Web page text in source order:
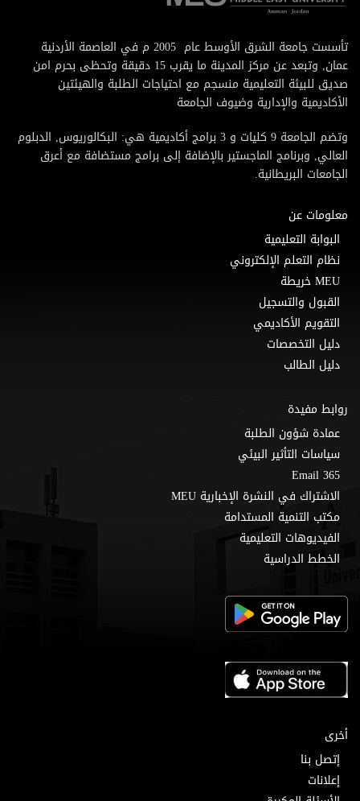
تأسست جامعة الشرق الأوسط عام 2005 م في العاصمة الأردنية
عمان, وتبعد عن مركز المدينة ما يقرب 15 دقيقة وتحظى بحرم امن
صديق للبيئة التعليمية منسجم مع احتياجات الطلبة والهيئتين
الأكاديمية والإدارية وضيوف الجامعة
وتضم الجامعة 9 كليات و 3 برامج أكاديمية هي: البكالوريوس, الدبلوم
العالي, وبرنامج الماجستير بالإضافة إلى برامج مستضافة مع أعرق
الجامعات البريطانية.
معلومات عن
البوابة التعليمية
نظام التعلم الإلكتروني
MEU خريطة
القبول والتسجيل
التقويم الأكاديمي
دليل التخصصات
دليل الطالب
روابط مفيدة
عمادة شؤون الطلبة
سياسات التأثير البيئي
Email 365
الاشتراك في النشرة الإخبارية MEU
مكتب التنمية المستدامة
الفيديوهات التعليمية
الخطط الدراسية
أخرى
إتصل بنا
إعلانات